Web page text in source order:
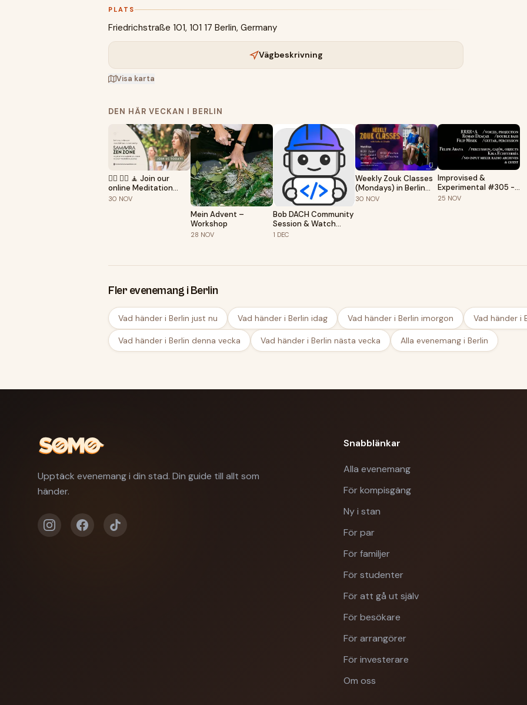
PLATS
Friedrichstraße 101, 101 17 Berlin, Germany
Vägbeskrivning
Visa karta
DEN HÄR VECKAN I BERLIN
🧘‍♂️ 🧘‍♀️ 🧘 Join our
online Meditation
Community!
30 NOV
Mein Advent –
Workshop
28 NOV
Bob DACH Community
Session & Watch
Party Berlin
1 DEC
Weekly Zouk Classes
(Mondays) in Berlin
with Salka & Charlie
30 NOV
Improvised &
Experimental #305 -
Closing night of 2026
25 NOV
Fler evenemang i Berlin
Vad händer i Berlin just nu Vad händer i Berlin idag Vad händer i Berlin imorgon Vad händer i
Vad händer i Berlin denna vecka Vad händer i Berlin nästa vecka Alla evenemang i Berlin
Upptäck evenemang i din stad. Din guide till allt som
händer.
Snabblänkar
Alla evenemang
För kompisgäng
Ny i stan
För par
För familjer
För studenter
För att gå ut själv
För besökare
För arrangörer
För investerare
Om oss